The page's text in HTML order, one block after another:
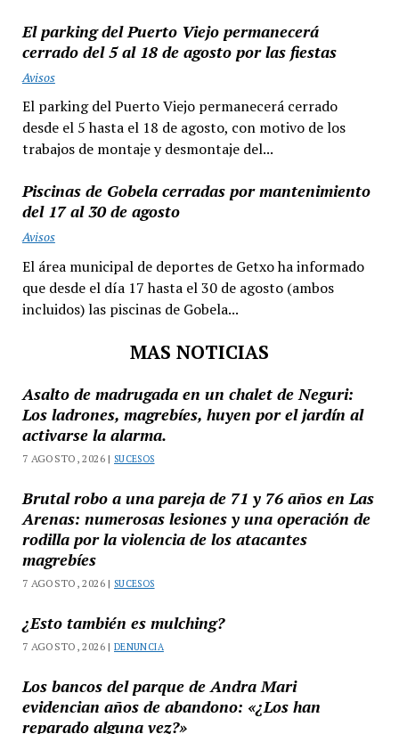
El parking del Puerto Viejo permanecerá
cerrado del 5 al 18 de agosto por las fiestas
Avisos
El parking del Puerto Viejo permanecerá cerrado
desde el 5 hasta el 18 de agosto, con motivo de los
trabajos de montaje y desmontaje del...
Piscinas de Gobela cerradas por mantenimiento
del 17 al 30 de agosto
Avisos
El área municipal de deportes de Getxo ha informado
que desde el día 17 hasta el 30 de agosto (ambos
incluidos) las piscinas de Gobela...
MAS NOTICIAS
Asalto de madrugada en un chalet de Neguri:
Los ladrones, magrebíes, huyen por el jardín al
activarse la alarma.
7 AGOSTO, 2026 | SUCESOS
Brutal robo a una pareja de 71 y 76 años en Las
Arenas: numerosas lesiones y una operación de
rodilla por la violencia de los atacantes
magrebíes
7 AGOSTO, 2026 | SUCESOS
¿Esto también es mulching?
7 AGOSTO, 2026 |DENUNCIA
Los bancos del parque de Andra Mari
evidencian años de abandono: «¿Los han
reparado alguna vez?»